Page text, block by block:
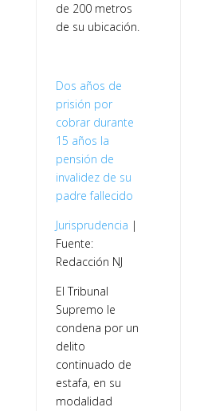
de 200 metros
de su ubicación.
Dos años de
prisión por
cobrar durante
15 años la
pensión de
invalidez de su
padre fallecido
Jurisprudencia |
Fuente:
Redacción NJ
El Tribunal
Supremo le
condena por un
delito
continuado de
estafa, en su
modalidad